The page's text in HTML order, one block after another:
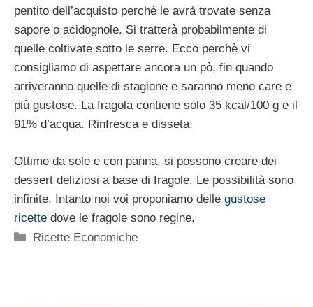
pentito dell’acquisto perchè le avrà trovate senza
sapore o acidognole. Si tratterà probabilmente di
quelle coltivate sotto le serre. Ecco perchè vi
consigliamo di aspettare ancora un pò, fin quando
arriveranno quelle di stagione e saranno meno care e
più gustose. La fragola contiene solo 35 kcal/100 g e il
91% d’acqua. Rinfresca e disseta.
Ottime da sole e con panna, si possono creare dei
dessert deliziosi a base di fragole. Le possibilità sono
infinite. Intanto noi voi proponiamo delle gustose
ricette dove le fragole sono regine.
Categorie
Ricette Economiche